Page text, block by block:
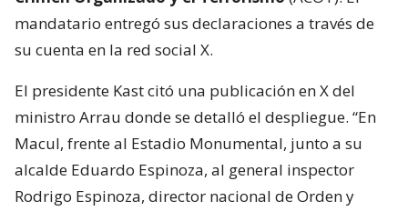
mandatario entregó sus declaraciones a través de
su cuenta en la red social X.
El presidente Kast citó una publicación en X del
ministro Arrau donde se detalló el despliegue. “En
Macul, frente al Estadio Monumental, junto a su
alcalde Eduardo Espinoza, al general inspector
Rodrigo Espinoza, director nacional de Orden y